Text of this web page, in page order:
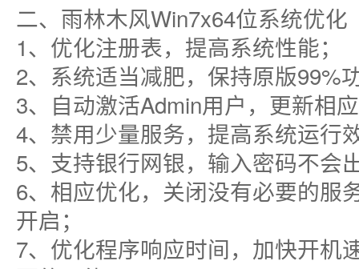
二、雨林木风Win7x64位系统优化
1、优化注册表，提高系统性能；
2、系统适当减肥，保持原版99%
3、自动激活Admin用户，更新相
4、禁用少量服务，提高系统运行
5、支持银行网银，输入密码不会
6、相应优化，关闭没有必要的服
开启；
7、优化程序响应时间，加快开机